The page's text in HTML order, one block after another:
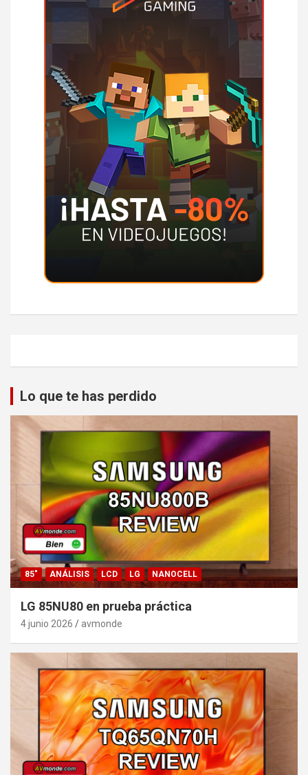
Lo que te has perdido
85" ANÁLISIS LCD LG NANOCELL
LG 85NU80 en prueba práctica
4 junio 2026 avmonde